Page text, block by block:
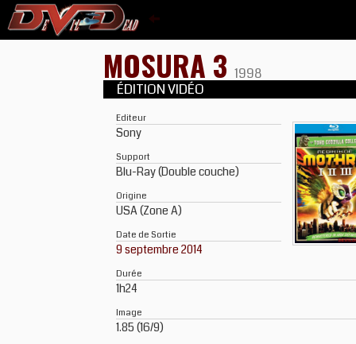
MOSURA 3 1998
ÉDITION VIDÉO
Editeur
Sony
Support
Blu-Ray (Double couche)
Origine
USA (Zone A)
Date de Sortie
9 septembre 2014
Durée
1h24
Image
1.85 (16/9)